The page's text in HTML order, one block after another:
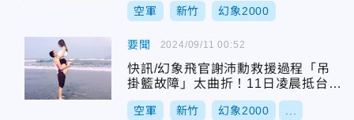
空軍 新竹 幻象2000
要聞
快訊/幻象飛官謝沛勳救援過程「吊
掛籃故障」太曲折！11日凌晨抵台中
港
空軍 新竹 幻象2000
2024/09/11 00:52